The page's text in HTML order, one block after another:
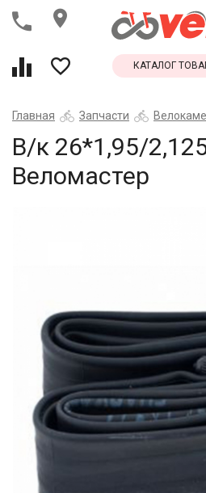
КАТАЛОГ
Главная Запчасти
В/к 26*1,95/
Веломастер